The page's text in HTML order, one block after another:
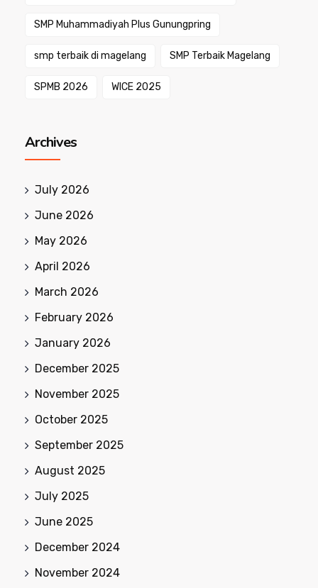
SMP Muhammadiyah Plus Gunungpring
smp terbaik di magelang SMP Terbaik Magelang
SPMB 2026 WICE 2025
Archives
July 2026
June 2026
May 2026
April 2026
March 2026
February 2026
January 2026
December 2025
November 2025
October 2025
September 2025
August 2025
July 2025
June 2025
December 2024
November 2024